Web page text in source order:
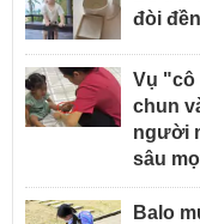
đòi
Vụ "cô
chun
người
sâu
Balo